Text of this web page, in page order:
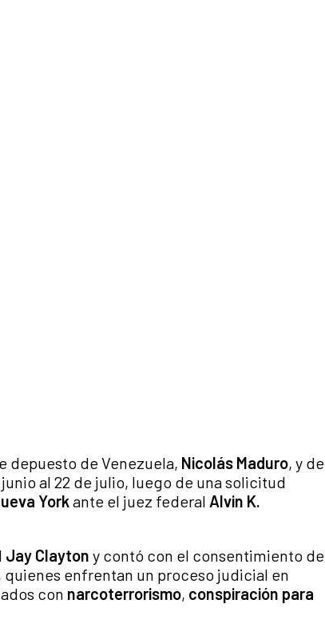
depuesto de Venezuela, Nicolás Maduro, y de
al 22 de julio, luego de una solicitud
Yorkante el juez federal Alvin K.
Jay Clayton y contó con el consentimiento de
enfrentan un proceso judicial en
con narcoterrorismo, conspiración para